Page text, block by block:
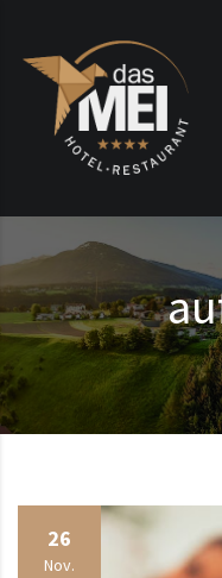
26
Nov.